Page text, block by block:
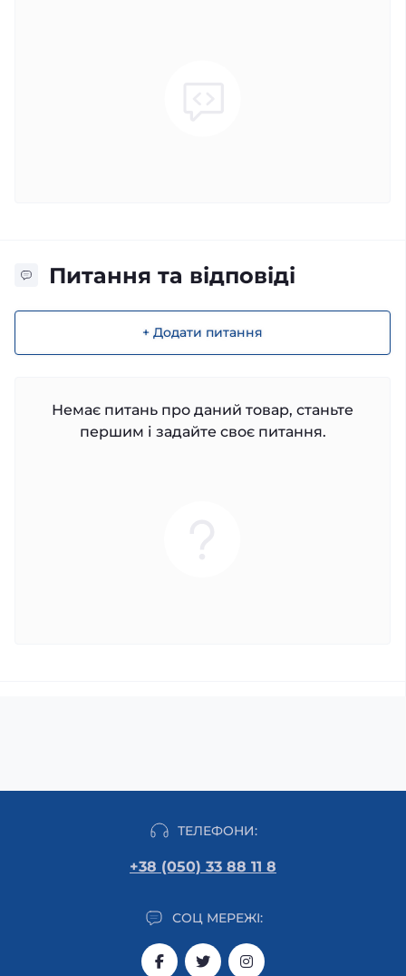
Питання та відповіді
+ Додати питання
Немає питань про даний товар, станьте
першим і задайте своє питання.
ТЕЛЕФОНИ:
+38 (050) 33 88 11 8
СОЦ МЕРЕЖІ: